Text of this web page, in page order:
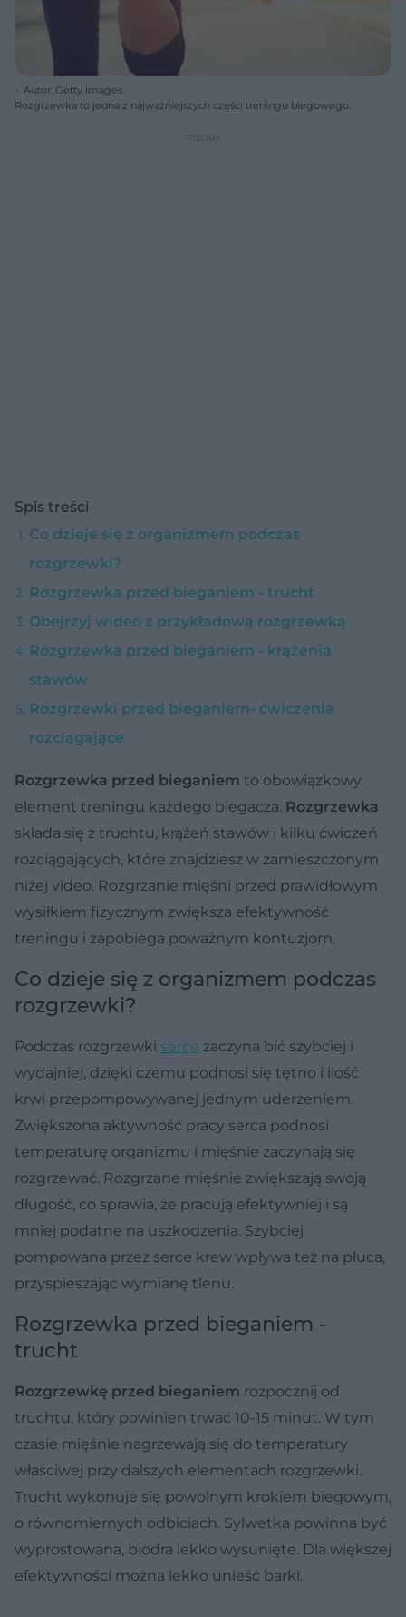
Autor: Getty Images
Rozgrzewka to jedna z najważniejszych części treningu biegowego.
Spis treści
Co dzieje się z organizmem podczas
rozgrzewki?
Rozgrzewka przed bieganiem - trucht
Obejrzyj wideo z przykładową rozgrzewką
Rozgrzewka przed bieganiem - krążenia
stawów
Rozgrzewki przed bieganiem- ćwiczenia
rozciągające
Rozgrzewka przed bieganiem to obowiązkowy
element treningu każdego biegacza. Rozgrzewka
składa się z truchtu, krążeń stawów i kilku ćwiczeń
rozciągających, które znajdziesz w zamieszczonym
niżej video. Rozgrzanie mięśni przed prawidłowym
wysiłkiem fizycznym zwiększa efektywność
treningu i zapobiega poważnym kontuzjom.
Co dzieje się z organizmem podczas
rozgrzewki?
Podczas rozgrzewki serce zaczyna bić szybciej i
wydajniej, dzięki czemu podnosi się tętno i ilość
krwi przepompowywanej jednym uderzeniem.
Zwiększona aktywność pracy serca podnosi
temperaturę organizmu i mięśnie zaczynają się
rozgrzewać. Rozgrzane mięśnie zwiększają swoją
długość, co sprawia, że pracują efektywniej i są
mniej podatne na uszkodzenia. Szybciej
pompowana przez serce krew wpływa też na płuca,
przyspieszając wymianę tlenu.
Rozgrzewka przed bieganiem -
trucht
Rozgrzewkę przed bieganiem rozpocznij od
truchtu, który powinien trwać 10-15 minut. W tym
czasie mięśnie nagrzewają się do temperatury
właściwej przy dalszych elementach rozgrzewki.
Trucht wykonuje się powolnym krokiem biegowym,
o równomiernych odbiciach. Sylwetka powinna być
wyprostowana, biodra lekko wysunięte. Dla większej
efektywności można lekko unieść barki.